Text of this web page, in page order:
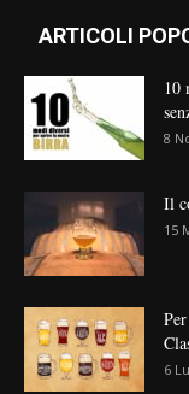
ARTICOLI
10
8
Il
15
6